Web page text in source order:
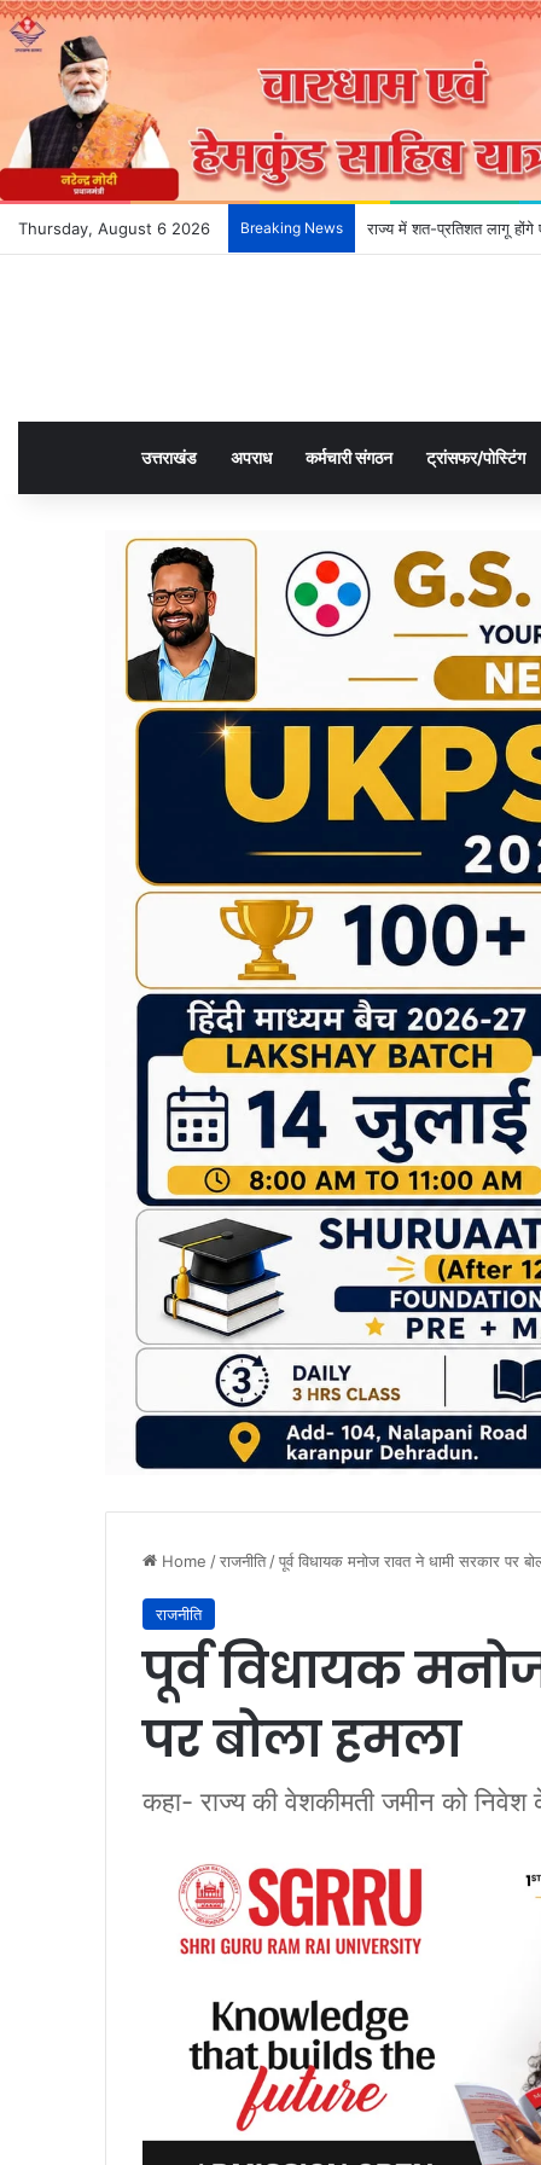
Thursday, August 6 2026 Breaking News राज्य में शत-प्रतिशत लागू
उत्तराखंड अपराध कर्मचारी संगठन ट्रांसफर/पोस्टिंग
Home /राजनीति/पूर्व विधायक मनोज रावत ने धामी सरकार पर
राजनीति
पूर्व विधायक
पर बोला हमला
कहा- राज्य की वेशकीमती जमीन को